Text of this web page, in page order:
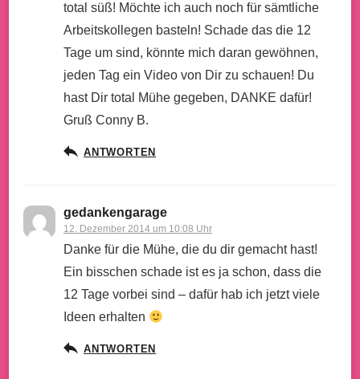
total süß! Möchte ich auch noch für sämtliche
Arbeitskollegen basteln! Schade das die 12
Tage um sind, könnte mich daran gewöhnen,
jeden Tag ein Video von Dir zu schauen! Du
hast Dir total Mühe gegeben, DANKE dafür!
Gruß Conny B.
ANTWORTEN
gedankengarage
12. Dezember 2014 um 10:08 Uhr
Danke für die Mühe, die du dir gemacht hast!
Ein bisschen schade ist es ja schon, dass die
12 Tage vorbei sind – dafür hab ich jetzt viele
Ideen erhalten
ANTWORTEN